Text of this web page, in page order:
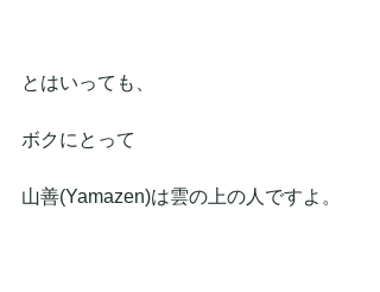
とはいっても、
ボクにとって
山善(Yamazen)は雲の上の人ですよ。